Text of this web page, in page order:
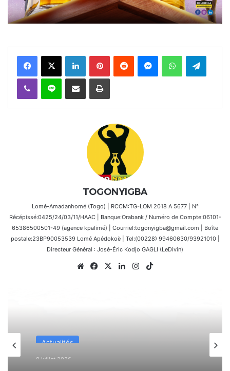
FacebookX Linkedin PinterestReddit MessengerWhatsAppTelegram
Viber Ligne Partager par email Imprimer
TOGONYIGBA
Lomé-Amadanhomé (Togo) | RCCM:TG-LOM 2018 A 5677 | N°
Récépissé:0425/24/03/11/HAAC | Banque:Orabank / Numéro de Compte:06101-
65386500501-49 (agence kpalimé) | Courriel:togonyigba@gmail.com | Boîte
postale:23BP90053539 Lomé Apédokoè | Tel:(00228) 99460630/93921010 |
Directeur Général : José-Éric Kodjo GAGLI (LeDivin)
WebsiteFacebook
X LinkedinInstagram
Actualités